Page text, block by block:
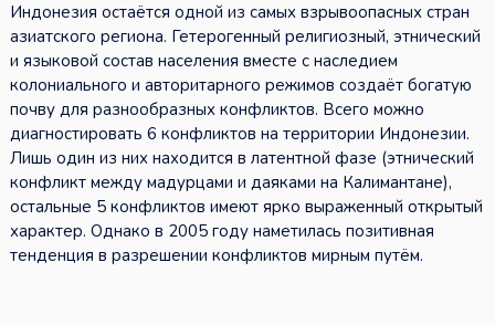
Индонезия остаётся одной из самых взрывоопасных стран
азиатского региона. Гетерогенный религиозный, этнический
и языковой состав населения вместе с наследием
колониального и авторитарного режимов создаёт богатую
почву для разнообразных конфликтов. Всего можно
диагностировать 6 конфликтов на территории Индонезии.
Лишь один из них находится в латентной фазе (этнический
конфликт между мадурцами и даяками на Калимантане),
остальные 5 конфликтов имеют ярко выраженный открытый
характер. Однако в 2005 году наметилась позитивная
тенденция в разрешении конфликтов мирным путём.